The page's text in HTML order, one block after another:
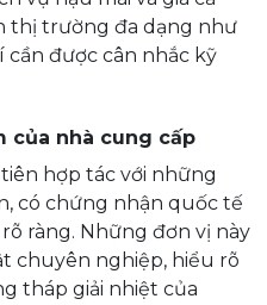
thị trường đa dạng như
cần được cân nhắc kỹ
của nhà cung cấp
hợp tác với những
có chứng nhận quốc tế
ràng. Những đơn vị này
chuyên nghiệp, hiểu rõ
tháp giải nhiệt của